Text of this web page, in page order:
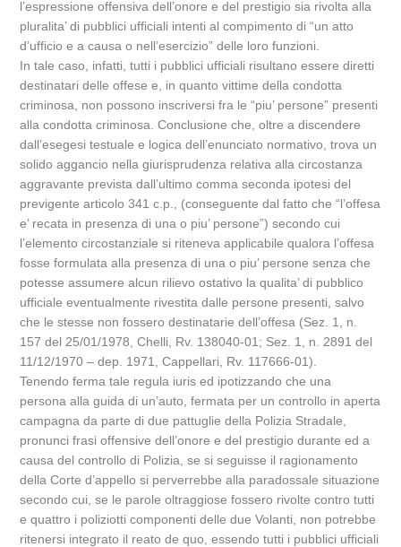
l’espressione offensiva dell’onore e del prestigio sia rivolta alla
pluralita’ di pubblici ufficiali intenti al compimento di “un atto
d’ufficio e a causa o nell’esercizio” delle loro funzioni.
In tale caso, infatti, tutti i pubblici ufficiali risultano essere diretti
destinatari delle offese e, in quanto vittime della condotta
criminosa, non possono inscriversi fra le “piu’ persone” presenti
alla condotta criminosa. Conclusione che, oltre a discendere
dall’esegesi testuale e logica dell’enunciato normativo, trova un
solido aggancio nella giurisprudenza relativa alla circostanza
aggravante prevista dall’ultimo comma seconda ipotesi del
previgente articolo 341 c.p., (conseguente dal fatto che “l’offesa
e’ recata in presenza di una o piu’ persone”) secondo cui
l’elemento circostanziale si riteneva applicabile qualora l’offesa
fosse formulata alla presenza di una o piu’ persone senza che
potesse assumere alcun rilievo ostativo la qualita’ di pubblico
ufficiale eventualmente rivestita dalle persone presenti, salvo
che le stesse non fossero destinatarie dell’offesa (Sez. 1, n.
157 del 25/01/1978, Chelli, Rv. 138040-01; Sez. 1, n. 2891 del
11/12/1970 – dep. 1971, Cappellari, Rv. 117666-01).
Tenendo ferma tale regula iuris ed ipotizzando che una
persona alla guida di un’auto, fermata per un controllo in aperta
campagna da parte di due pattuglie della Polizia Stradale,
pronunci frasi offensive dell’onore e del prestigio durante ed a
causa del controllo di Polizia, se si seguisse il ragionamento
della Corte d’appello si perverrebbe alla paradossale situazione
secondo cui, se le parole oltraggiose fossero rivolte contro tutti
e quattro i poliziotti componenti delle due Volanti, non potrebbe
ritenersi integrato il reato de quo, essendo tutti i pubblici ufficiali